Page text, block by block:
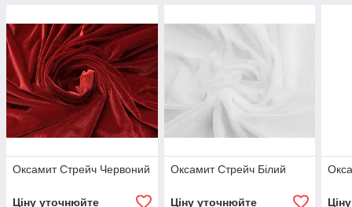
Оксамит Стрейч Червоний
Ціну уточнюйте
Оксамит Стрейч Білий
Ціну уточнюйте